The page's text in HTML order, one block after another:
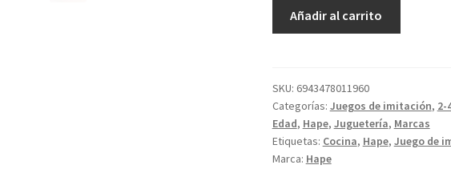
Chef
cantidad
Añadir al carrito
SKU: 6943478011960
Categorías: Juegos de imitación, 2-
Edad, Hape, Juguetería, Marcas
Etiquetas: Cocina, Hape, Juego de
Marca: Hape